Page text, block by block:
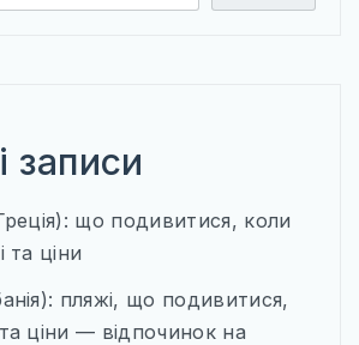
записи
що подивитися, коли
та ціни
пляжі, що подивитися,
ціни — відпочинок на